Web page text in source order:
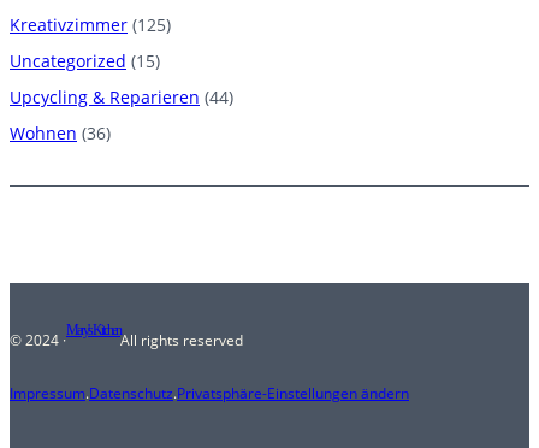
Kreativzimmer (125)
Uncategorized (15)
Upcycling & Reparieren (44)
Wohnen (36)
© 2024 ·Mary's KitchenAll rights reserved
Impressum.Datenschutz.Privatsphäre-Einstellungen ändern